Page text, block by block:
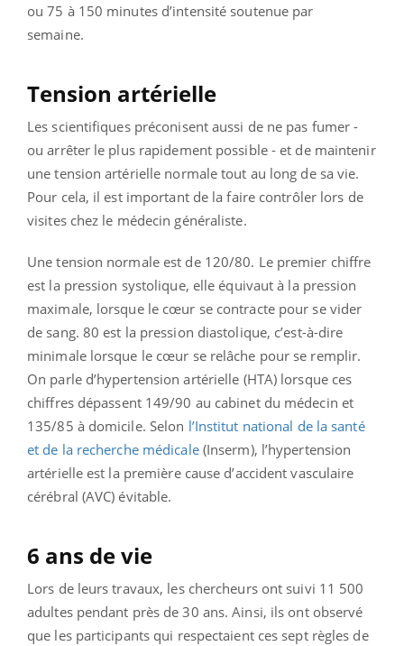
ou 75 à 150 minutes d’intensité soutenue par
semaine.
Tension artérielle
Les scientifiques préconisent aussi de ne pas fumer -
ou arrêter le plus rapidement possible - et de maintenir
une tension artérielle normale tout au long de sa vie.
Pour cela, il est important de la faire contrôler lors de
visites chez le médecin généraliste.
Une tension normale est de 120/80. Le premier chiffre
est la pression systolique, elle équivaut à la pression
maximale, lorsque le cœur se contracte pour se vider
de sang. 80 est la pression diastolique, c’est-à-dire
minimale lorsque le cœur se relâche pour se remplir.
On parle d’hypertension artérielle (HTA) lorsque ces
chiffres dépassent 149/90 au cabinet du médecin et
135/85 à domicile. Selon l’Institut national de la santé
et de la recherche médicale(Inserm), l’hypertension
artérielle est la première cause d’accident vasculaire
cérébral (AVC) évitable.
6 ans de vie
Lors de leurs travaux, les chercheursont suivi 11 500
adultes pendant près de 30 ans. Ainsi, ils ont observé
que les participants qui respectaient ces sept règles de